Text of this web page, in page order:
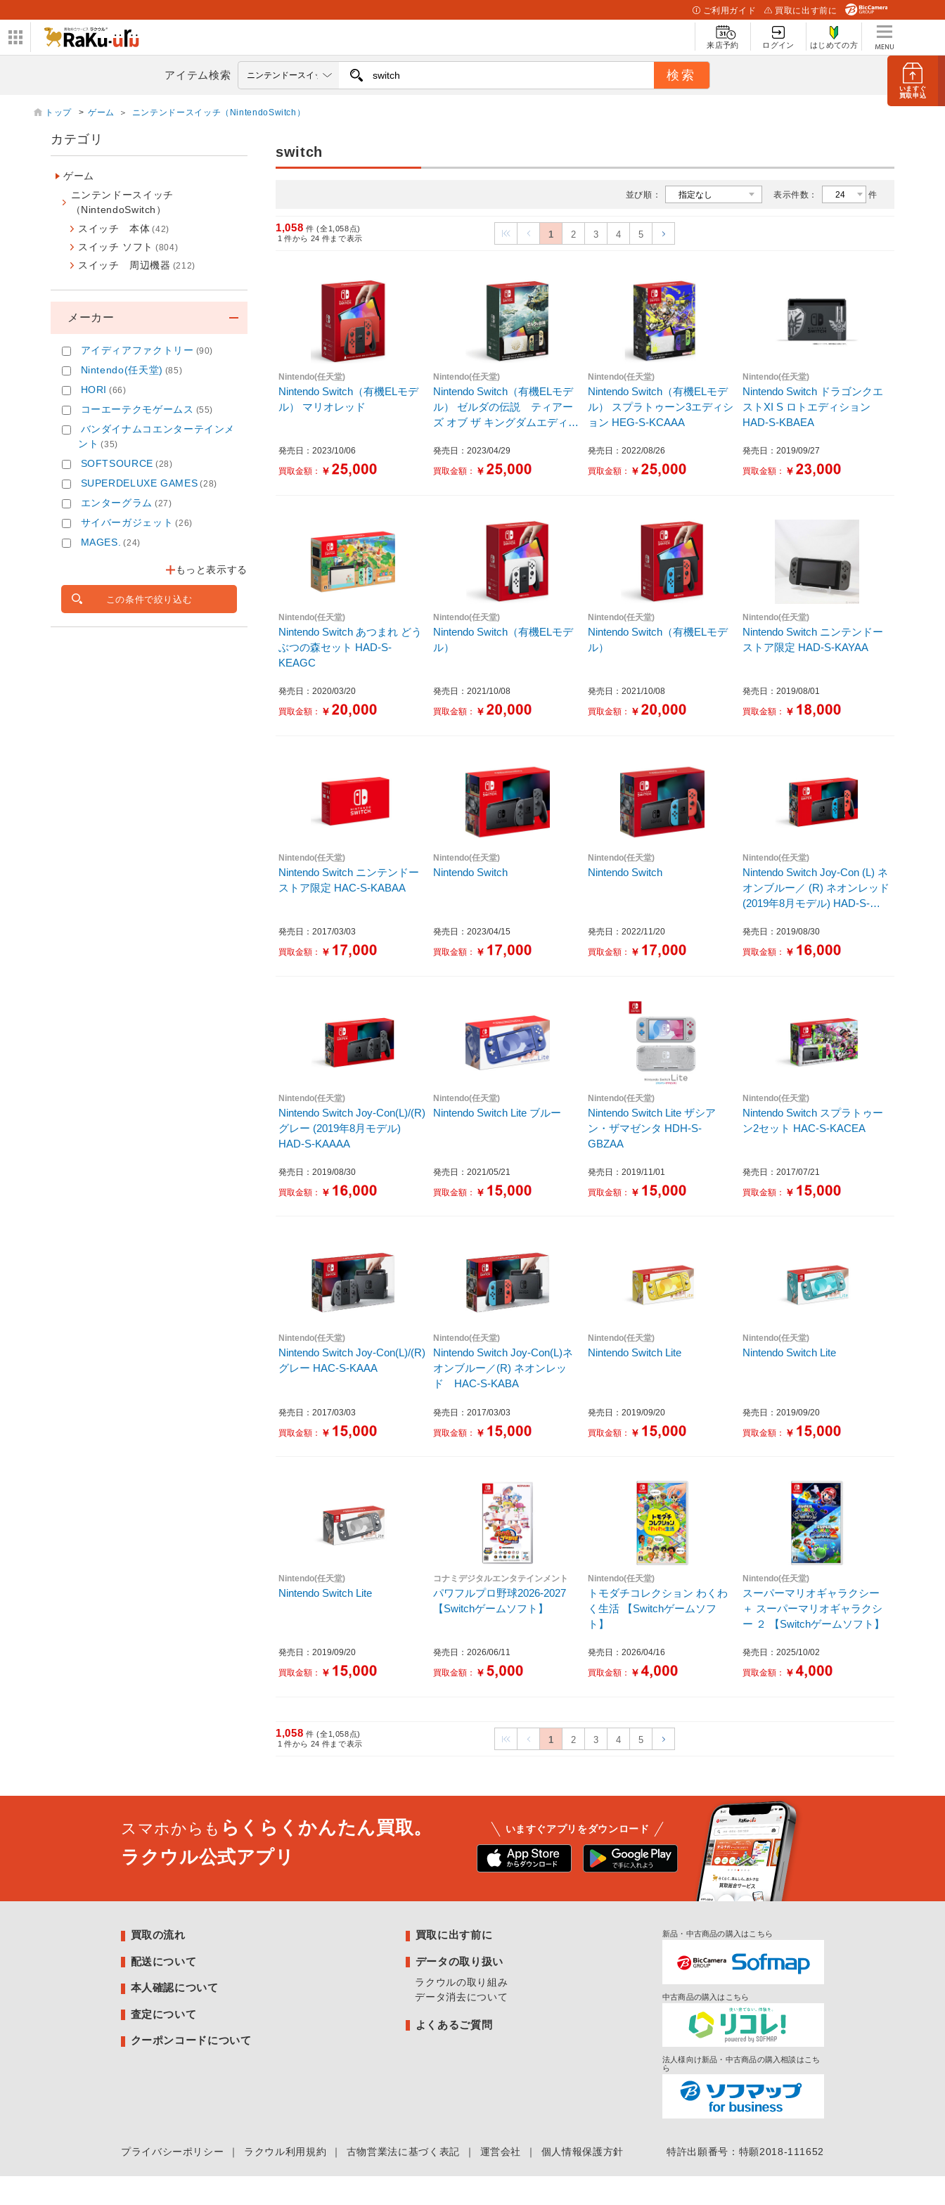
いますぐ
買取申込
ご利用ガイド 買取に出す前に
来店予約 ログイン はじめての方
アイテム検索
トップ > ゲーム ＞ ニンテンドースイッチ（NintendoSwitch）
switch
並び順： 表示件数： 件
1,058 件 (全1,058点)
1 件から 24 件まで表示 1 2 3 4 5
Nintendo(任天堂)
Nintendo Switch（有機ELモデ
ル） マリオレッド
発売日：2023/10/06
買取金額： ￥
Nintendo(任天堂)
Nintendo Switch（有機ELモデ
ル） ゼルダの伝説 ティアー
ズ オブ ザ キングダムエディシ
発売日：2023/04/29
買取金額： ￥
Nintendo(任天堂)
Nintendo Switch（有機ELモデ
ル） スプラトゥーン3エディシ
ョン HEG-S-KCAAA
発売日：2022/08/26
買取金額： ￥
Nintendo(任天堂)
Nintendo Switch ドラゴンクエ
ストXI S ロトエディション
HAD-S-KBAEA
発売日：2019/09/27
買取金額： ￥
Nintendo(任天堂)
Nintendo Switch あつまれ どう
ぶつの森セット HAD-S-
KEAGC
発売日：2020/03/20
買取金額： ￥
Nintendo(任天堂)
Nintendo Switch（有機ELモデ
ル）
発売日：2021/10/08
買取金額： ￥
Nintendo(任天堂)
Nintendo Switch（有機ELモデ
ル）
発売日：2021/10/08
買取金額： ￥
Nintendo(任天堂)
Nintendo Switch ニンテンドー
ストア限定 HAD-S-KAYAA
発売日：2019/08/01
買取金額： ￥
Nintendo(任天堂)
Nintendo Switch ニンテンドー
ストア限定 HAC-S-KABAA
発売日：2017/03/03
買取金額： ￥
Nintendo(任天堂)
Nintendo Switch
発売日：2023/04/15
買取金額： ￥
Nintendo(任天堂)
Nintendo Switch
発売日：2022/11/20
買取金額： ￥
Nintendo(任天堂)
Nintendo Switch Joy-Con (L) ネ
オンブルー／ (R) ネオンレッド
(2019年8月モデル) HAD-S-
発売日：2019/08/30
買取金額： ￥
Nintendo(任天堂)
Nintendo Switch Joy-Con(L)/(R)
グレー (2019年8月モデル)
HAD-S-KAAAA
発売日：2019/08/30
買取金額： ￥
Nintendo(任天堂)
Nintendo Switch Lite ブルー
発売日：2021/05/21
買取金額： ￥
Nintendo(任天堂)
Nintendo Switch Lite ザシア
ン・ザマゼンタ HDH-S-
GBZAA
発売日：2019/11/01
買取金額： ￥
Nintendo(任天堂)
Nintendo Switch スプラトゥー
ン2セット HAC-S-KACEA
発売日：2017/07/21
買取金額： ￥
Nintendo(任天堂)
Nintendo Switch Joy-Con(L)/(R)
グレー HAC-S-KAAA
発売日：2017/03/03
買取金額： ￥
Nintendo(任天堂)
Nintendo Switch Joy-Con(L)ネ
オンブルー／(R) ネオンレッ
ド HAC-S-KABA
発売日：2017/03/03
買取金額： ￥
Nintendo(任天堂)
Nintendo Switch Lite
発売日：2019/09/20
買取金額： ￥
Nintendo(任天堂)
Nintendo Switch Lite
発売日：2019/09/20
買取金額： ￥
Nintendo(任天堂)
Nintendo Switch Lite
発売日：2019/09/20
買取金額： ￥
コナミデジタルエンタテインメント
パワフルプロ野球2026-2027
【Switchゲームソフト】
発売日：2026/06/11
買取金額： ￥
Nintendo(任天堂)
トモダチコレクション わくわ
く生活 【Switchゲームソフ
ト】
発売日：2026/04/16
買取金額： ￥
Nintendo(任天堂)
スーパーマリオギャラクシー
＋ スーパーマリオギャラクシ
ー ２ 【Switchゲームソフト】
発売日：2025/10/02
買取金額： ￥
1,058 件 (全1,058点)
1 件から 24 件まで表示 1 2 3 4 5
カテゴリ
ゲーム
ニンテンドースイッチ
（NintendoSwitch）
スイッチ 本体 (42)
スイッチ ソフト (804)
スイッチ 周辺機器 (212)
メーカー
アイディアファクトリー (90)
Nintendo(任天堂) (85)
HORI (66)
コーエーテクモゲームス (55)
バンダイナムコエンターテインメ
ント (35)
SOFTSOURCE (28)
SUPERDELUXE GAMES (28)
エンターグラム (27)
サイバーガジェット (26)
MAGES. (24)
もっと表示する
この条件で絞り込む
スマホからも らくらくかんたん買取。
ラクウル公式アプリ
いますぐアプリをダウンロード
買取の流れ
配送について
本人確認について
査定について
クーポンコードについて
買取に出す前に
データの取り扱い
ラクウルの取り組み
データ消去について
よくあるご質問
新品・中古商品の購入はこちら
中古商品の購入はこちら
法人様向け新品・中古商品の購入相談はこち
ら
プライバシーポリシー ｜ ラクウル利用規約 ｜ 古物営業法に基づく表記 ｜ 運営会社 ｜ 個人情報保護方針 特許出願番号：特願2018-111652